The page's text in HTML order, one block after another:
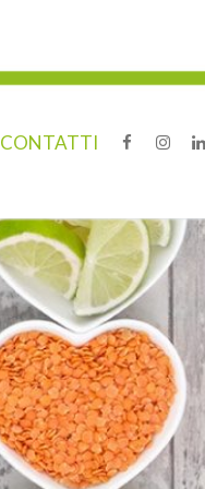
CONTATTI